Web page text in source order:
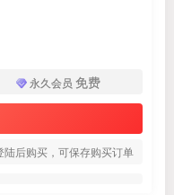
永久会员 免费
后购买，可保存购买订单